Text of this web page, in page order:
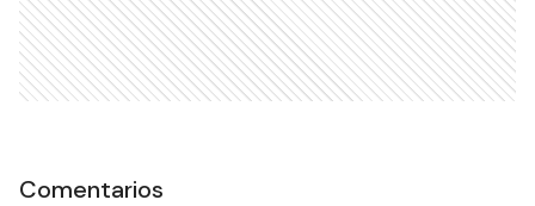
Comentarios